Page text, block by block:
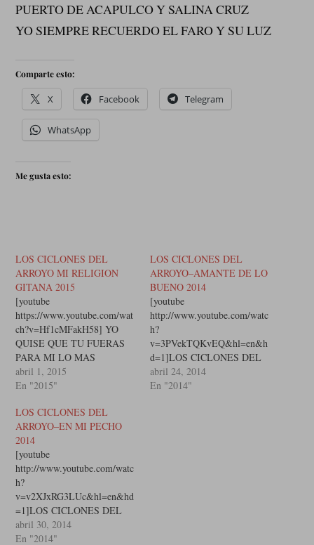
PUERTO DE ACAPULCO Y SALINA CRUZ
YO SIEMPRE RECUERDO EL FARO Y SU LUZ
Comparte esto:
X Facebook Telegram
WhatsApp
Me gusta esto:
LOS CICLONES DEL
ARROYO MI RELIGION
GITANA 2015
[youtube
https://www.youtube.com/wat
ch?v=Hf1cMFakH58] YO
QUISE QUE TU FUERAS
PARA MI LO MAS
HERMOSO DE MI VIDA
PARA MIRARTE SIEMPR
DE ABRIL SE VEN
LLEGAR TAMBIEN LAS
GOLONDRINAS PERO
LLEGO EL RENCOR Y ME
ARRANCO TU AMOR DEL
TEMPLO DONDE
ESTABAS ASI SE
DERRUMBO MI ALTAR
MAYOR…
abril 1, 2015
En "2015"
LOS CICLONES DEL
ARROYO–AMANTE DE LO
BUENO 2014
[youtube
http://www.youtube.com/watc
h?
v=3PVekTQKvEQ&hl=en&h
d=1]LOS CICLONES DEL
ARROYO–AMANTE DE LO
BUENO SOY AMANTE DE
abril 24, 2014
En "2014"
LOS CICLONES DEL
ARROYO–EN MI PECHO
2014
[youtube
http://www.youtube.com/watc
h?
v=v2XJxRG3LUc&hl=en&hd
=1]LOS CICLONES DEL
ARROYO–EN MI PECHO
EN MI PECHO SE OCULTA
abril 30, 2014
En "2014"